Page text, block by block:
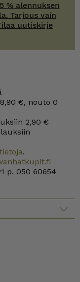
% alennuksen
Tarjous vain
uutiskirje
€, nouto 0
2,90 €
.
p. 050 60654